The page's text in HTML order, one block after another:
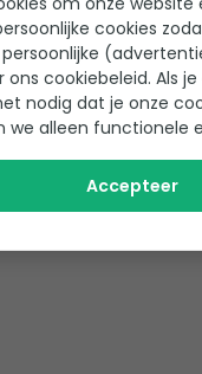
resultaat te krijgen
huidirritaties, geen
die de chloorafgifte
de chloorwaarde
cookies
ons cookiebeleid. Als
nodig dat je onze
we alleen functionele
Accepteer